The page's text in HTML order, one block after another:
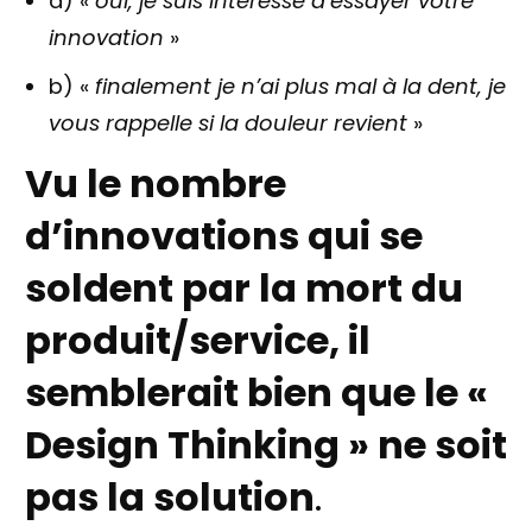
innovation »
b) « finalement je n’ai plus mal à la dent, je
vous rappelle si la douleur revient »
Vu le nombre
d’innovations qui se
soldent par la mort du
produit/service, il
semblerait bien que le «
Design Thinking » ne soit
pas la solution.